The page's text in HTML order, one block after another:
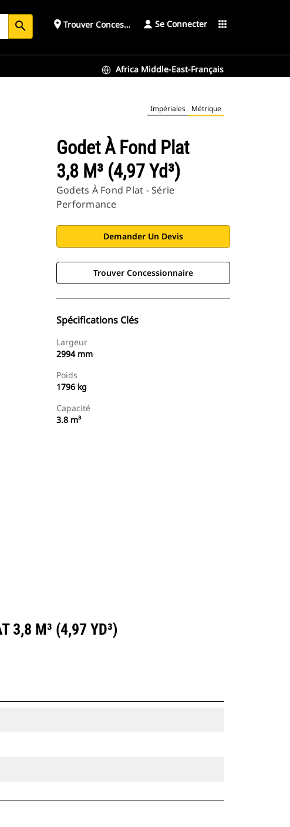
search place Trouver ConcessionnaireSe Connecter apps
Africa Middle-East-Français
Impériales Métrique
Godet À Fond Plat
3,8 M³ (4,97 Yd³)
Godets À Fond Plat - Série
Performance
Demander Un Devis
Trouver Concessionnaire
Spécifications Clés
Largeur
2994 mm
Poids
1796 kg
Capacité
3.8 m³
3,8 M³ (4,97 YD³)